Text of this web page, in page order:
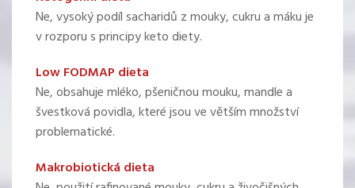
Ne, vysoký podíl sacharidů z mouky, cukru a máku je
v rozporu s principy keto diety.
Low FODMAP dieta
Ne, obsahuje mléko, pšeničnou mouku, mandle a
švestková povidla, které jsou ve větším množství
problematické.
Makrobiotická dieta